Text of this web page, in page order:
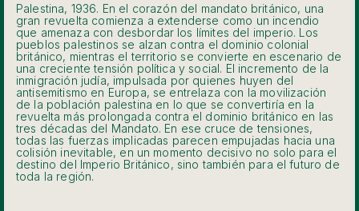
Palestina, 1936. En el corazón del mandato británico, una
gran revuelta comienza a extenderse como un incendio
que amenaza con desbordar los límites del imperio. Los
pueblos palestinos se alzan contra el dominio colonial
británico, mientras el territorio se convierte en escenario de
una creciente tensión política y social. El incremento de la
inmigración judía, impulsada por quienes huyen del
antisemitismo en Europa, se entrelaza con la movilización
de la población palestina en lo que se convertiría en la
revuelta más prolongada contra el dominio británico en las
tres décadas del Mandato. En ese cruce de tensiones,
todas las fuerzas implicadas parecen empujadas hacia una
colisión inevitable, en un momento decisivo no solo para el
destino del Imperio Británico, sino también para el futuro de
toda la región.